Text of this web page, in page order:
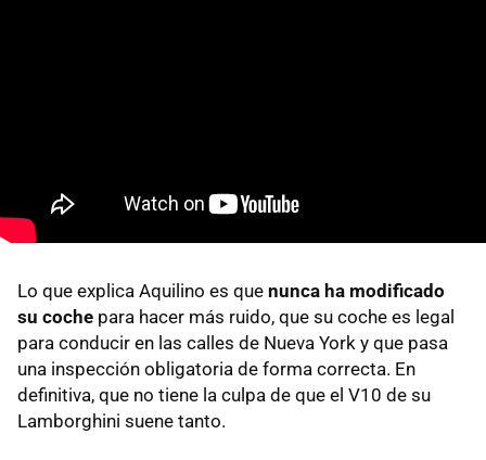
Lo que explica Aquilino es que nunca ha modificado
su coche para hacer más ruido, que su coche es legal
para conducir en las calles de Nueva York y que pasa
una inspección obligatoria de forma correcta. En
definitiva, que no tiene la culpa de que el V10 de su
Lamborghini suene tanto.